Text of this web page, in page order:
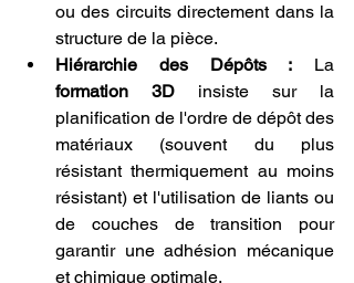
ou des circuits directement dans la
structure de la pièce.
Hiérarchie des Dépôts :
formation 3D insiste sur la
planification de l'ordre de dépôt des
matériaux (souvent du plus
résistant thermiquement au moins
résistant) et l'utilisation de liants ou
de couches de transition pour
garantir une adhésion mécanique
et chimique optimale.